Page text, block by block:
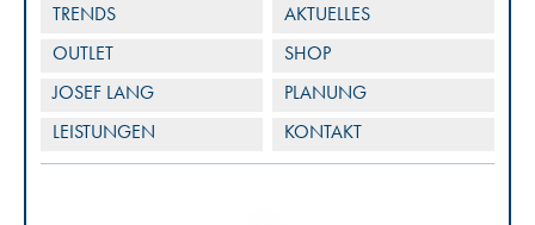
TRENDS
AKTUELLES
OUTLET
SHOP
JOSEF LANG
PLANUNG
LEISTUNGEN
KONTAKT